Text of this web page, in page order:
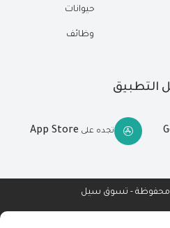
حيوانات
وظائف
التطبيق
تجده على App Store
محفوظة - تسوق سيل